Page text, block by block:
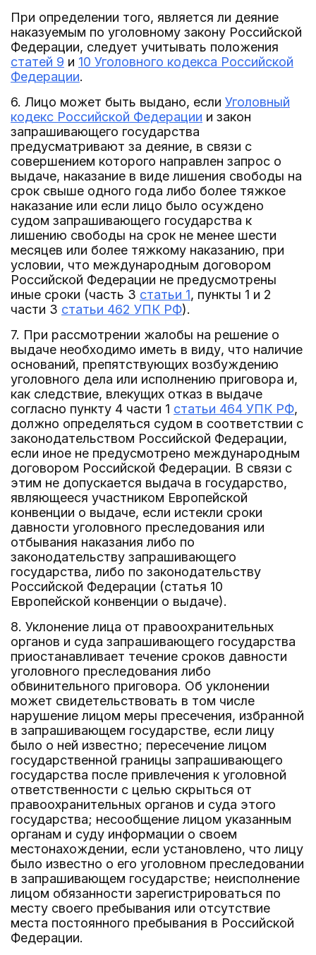
При определении того, является ли деяние
наказуемым по уголовному закону Российской
Федерации, следует учитывать положения
статей 9 и 10 Уголовного кодекса Российской
Федерации.
6. Лицо может быть выдано, если Уголовный
кодекс Российской Федерации и закон
запрашивающего государства
предусматривают за деяние, в связи с
совершением которого направлен запрос о
выдаче, наказание в виде лишения свободы на
срок свыше одного года либо более тяжкое
наказание или если лицо было осуждено
судом запрашивающего государства к
лишению свободы на срок не менее шести
месяцев или более тяжкому наказанию, при
условии, что международным договором
Российской Федерации не предусмотрены
иные сроки (часть 3 статьи 1, пункты 1 и 2
части 3 статьи 462 УПК РФ).
7. При рассмотрении жалобы на решение о
выдаче необходимо иметь в виду, что наличие
оснований, препятствующих возбуждению
уголовного дела или исполнению приговора и,
как следствие, влекущих отказ в выдаче
согласно пункту 4 части 1 статьи 464 УПК РФ,
должно определяться судом в соответствии с
законодательством Российской Федерации,
если иное не предусмотрено международным
договором Российской Федерации. В связи с
этим не допускается выдача в государство,
являющееся участником Европейской
конвенции о выдаче, если истекли сроки
давности уголовного преследования или
отбывания наказания либо по
законодательству запрашивающего
государства, либо по законодательству
Российской Федерации (статья 10
Европейской конвенции о выдаче).
8. Уклонение лица от правоохранительных
органов и суда запрашивающего государства
приостанавливает течение сроков давности
уголовного преследования либо
обвинительного приговора. Об уклонении
может свидетельствовать в том числе
нарушение лицом меры пресечения, избранной
в запрашивающем государстве, если лицу
было о ней известно; пересечение лицом
государственной границы запрашивающего
государства после привлечения к уголовной
ответственности с целью скрыться от
правоохранительных органов и суда этого
государства; несообщение лицом указанным
органам и суду информации о своем
местонахождении, если установлено, что лицу
было известно о его уголовном преследовании
в запрашивающем государстве; неисполнение
лицом обязанности зарегистрироваться по
месту своего пребывания или отсутствие
места постоянного пребывания в Российской
Федерации.